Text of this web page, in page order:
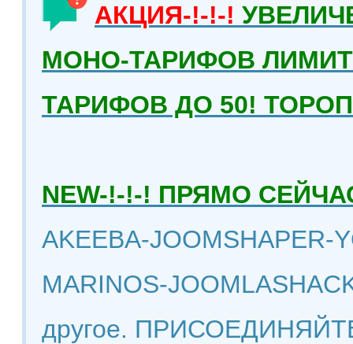
АКЦИЯ-!-!-!
МОНО-ТАРИФОВ
ТАРИФОВ ДО 50!
NEW-!-!-! ПРЯМО
AKEEBA-JOOMSHAPER-
MARINOS-
другое.